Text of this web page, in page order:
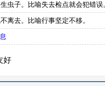
虫子。比喻失去检点就会犯错误
离去。比喻行事坚定不移。
好